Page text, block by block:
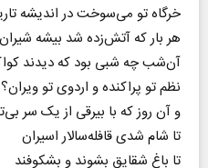
خرگاه تو می‌سوخت در اندیشه
هر بار که آتش‌زده شد بیشه شیران
آن‌شب چه شبی بود که دیدند
نظم تو پراکنده و اردوی تو ویران؟
و آن روز که با بیرقی از یک سر
تا شام شدی قافله‌سالار اسیران
تا باغ شقایق بشوند و بشکوفند